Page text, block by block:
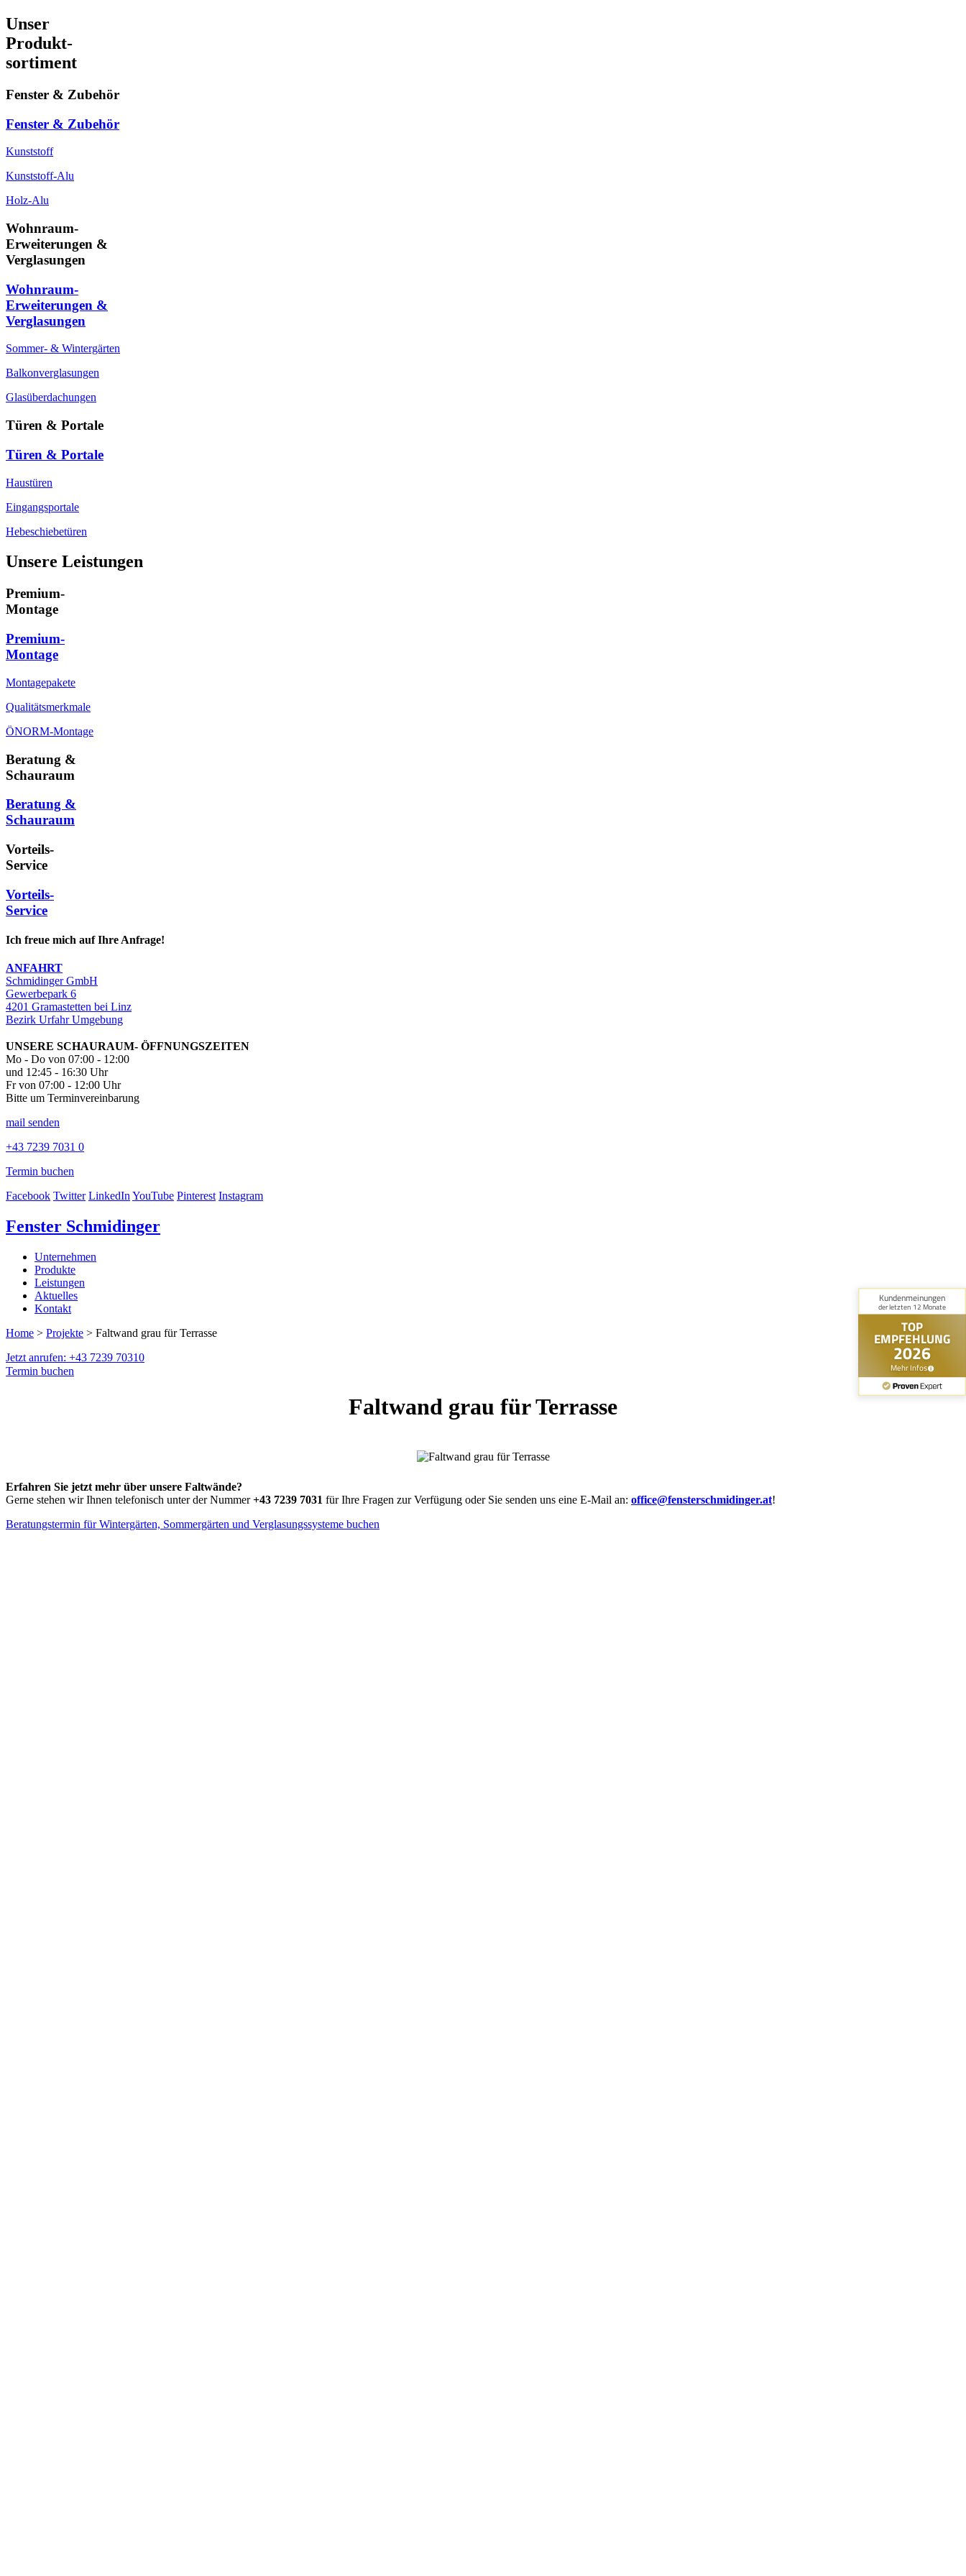
Unser
Produkt-
sortiment
Fenster & Zubehör
Fenster & Zubehör
Kunststoff
Kunststoff-Alu
Holz-Alu
Wohnraum-
Erweiterungen &
Verglasungen
Wohnraum-
Erweiterungen &
Verglasungen
Sommer- & Wintergärten
Balkonverglasungen
Glasüberdachungen
Türen & Portale
Türen & Portale
Haustüren
Eingangsportale
Hebeschiebetüren
Unsere Leistungen
Premium-
Montage
Premium-
Montage
Montagepakete
Qualitätsmerkmale
ÖNORM-Montage
Beratung &
Schauraum
Beratung &
Schauraum
Vorteils-
Service
Vorteils-
Service
Ich freue mich auf Ihre Anfrage!
ANFAHRT
Schmidinger GmbH
Gewerbepark 6
4201 Gramastetten bei Linz
Bezirk Urfahr Umgebung
UNSERE SCHAURAUM- ÖFFNUNGSZEITEN
Mo - Do von 07:00 - 12:00
und 12:45 - 16:30 Uhr
Fr von 07:00 - 12:00 Uhr
Bitte um Terminvereinbarung
mail senden
+43 7239 7031 0
Termin buchen
Facebook Twitter LinkedInYouTube Pinterest Instagram
Fenster Schmidinger
Unternehmen
Produkte
Leistungen
Aktuelles
Kontakt
Home > Projekte > Faltwand grau für Terrasse
Jetzt anrufen: +43 7239 70310
Termin buchen
Faltwand grau für Terrasse
Erfahren Sie jetzt mehr über unsere Faltwände?
Gerne stehen wir Ihnen telefonisch unter der Nummer+43 7239 7031 für Ihre Fragen zur Verfügung oder Sie senden uns eine E-Mail an: office@fensterschmidinger.at!
Beratungstermin für Wintergärten, Sommergärten und Verglasungssysteme buchen